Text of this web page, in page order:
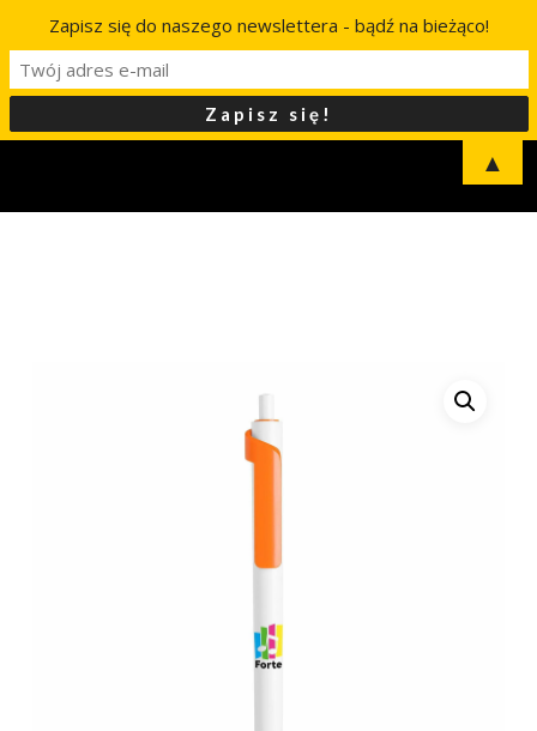
Zapisz się do naszego newslettera - bądź na bieżąco!
▲